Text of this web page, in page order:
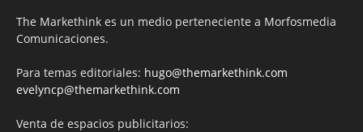
The Markethink es un medio perteneciente a Morfosmedia
Comunicaciones.
Para temas editoriales: hugo@themarkethink.com
evelyncp@themarkethink.com
Venta de espacios publicitarios: